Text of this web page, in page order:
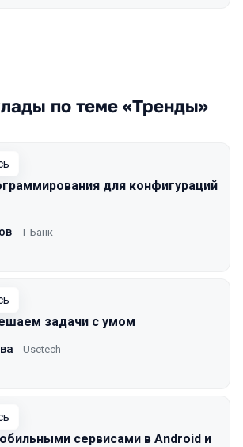
по теме «Тренды»
для конфигураций
Т-Банк
задачи с умом
Usetech
сервисами в Android и